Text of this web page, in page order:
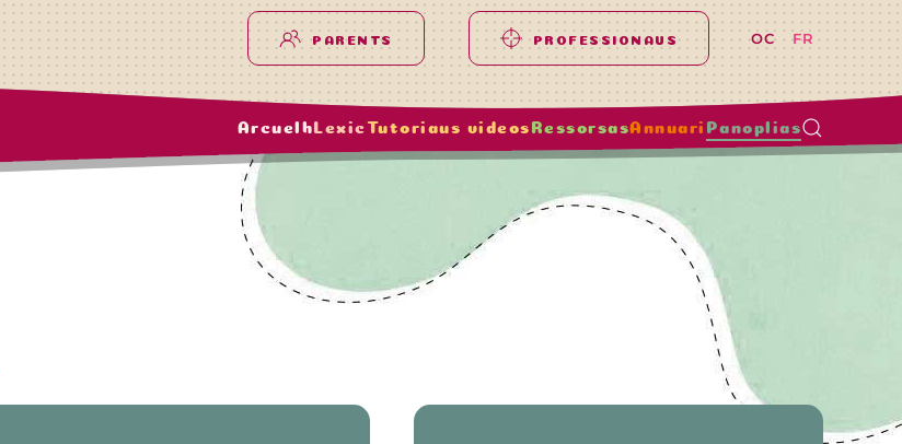
PARENTS PROFESSIONAUS OC FR
ArcuelhLexicTutoriaus videosRessorsasAnnuariPanoplias